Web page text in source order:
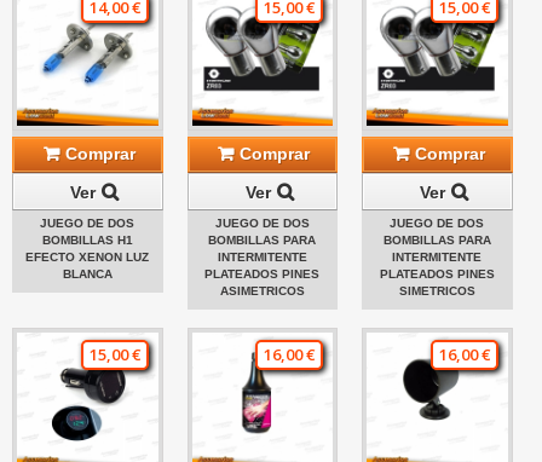
14,00 €
Comprar
Ver
JUEGO DE DOS
BOMBILLAS H1
EFECTO XENON LUZ
BLANCA
15,00 €
Comprar
Ver
JUEGO DE DOS
BOMBILLAS PARA
INTERMITENTE
PLATEADOS PINES
ASIMETRICOS
15,00 €
Comprar
Ver
JUEGO DE DOS
BOMBILLAS PARA
INTERMITENTE
PLATEADOS PINES
SIMETRICOS
15,00 € 16,00 € 16,00 €